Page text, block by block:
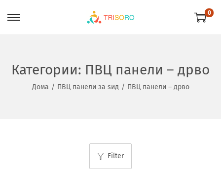
0
Категории: ПВЦ панели – дрво
Дома / ПВЦ панели за ѕид / ПВЦ панели – дрво
Filter